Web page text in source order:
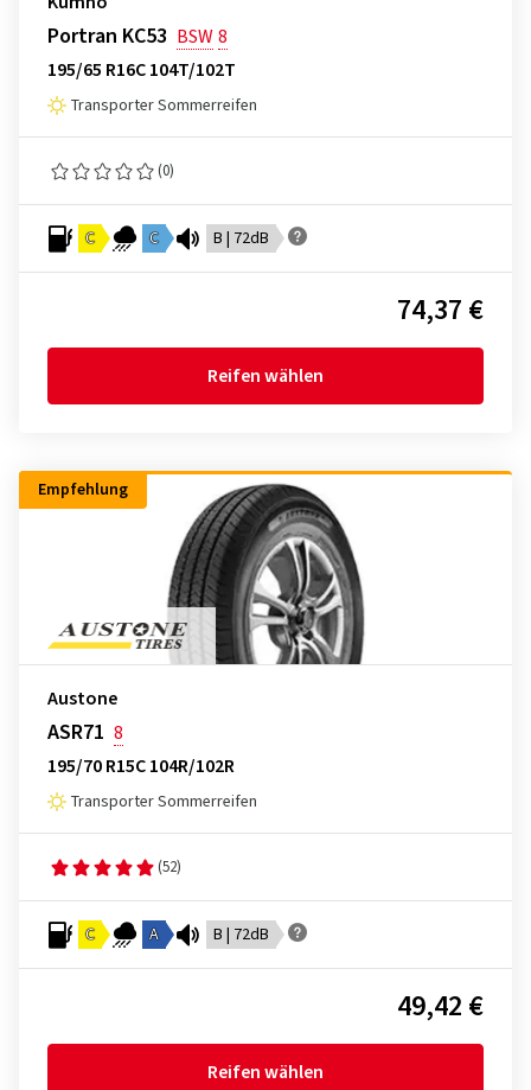
Portran KC53 BSW8
195/65 R16C 104T/102T
Transporter Sommerreifen
(0)
C C B | 72dB
74,37 €
Reifen wählen
Empfehlung
Austone
ASR71 8
195/70 R15C 104R/102R
Transporter Sommerreifen
(52)
C A B | 72dB
49,42 €
Reifen wählen